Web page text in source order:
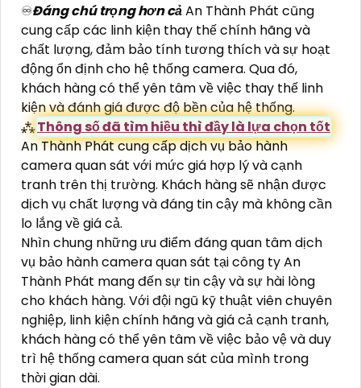
♾Đáng chú trọng hơn cảAn Thành Phát cũng
cung cấp các linh kiện thay thế chính hãng và
chất lượng, đảm bảo tính tương thích và sự hoạt
động ổn định cho hệ thống camera. Qua đó,
khách hàng có thể yên tâm về việc thay thế linh
kiện và đánh giá được độ bền của hệ thống.
⁂Thông số đã tìm hiều thì đầy là lựa chọn tốt
An Thành Phát cung cấp dịch vụ bảo hành
camera quan sát với mức giá hợp lý và cạnh
tranh trên thị trường. Khách hàng sẽ nhận được
dịch vụ chất lượng và đáng tin cậy mà không cần
lo lắng về giá cả.
Nhìn chung những ưu điểm đáng quan tâm dịch
vụ bảo hành camera quan sát tại công ty An
Thành Phát mang đến sự tin cậy và sự hài lòng
cho khách hàng. Với đội ngũ kỹ thuật viên chuyên
nghiệp, linh kiện chính hãng và giá cả cạnh tranh,
khách hàng có thể yên tâm về việc bảo vệ và duy
trì hệ thống camera quan sát của mình trong
thời gian dài.